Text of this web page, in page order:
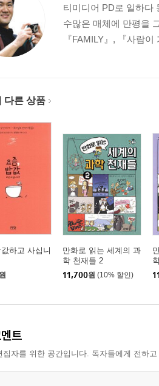
티미디어 PD로 일하다
수많은 매체에 만평을
『FAMILY』, 『사람
다른 상품
하고 사십니
원
만화로 읽는 세계의 과
학 천재들 2
11,700원 (10% 할인)
트
집자를 위한 공간입니다. 독자들에게 전하